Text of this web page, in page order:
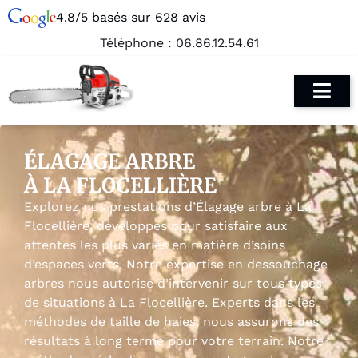
4.8/5 basés sur 628 avis
Téléphone : 06.86.12.54.61
ÉLAGAGE ARBRE
À LA FLOCELLIÈRE
Explorez nos prestations d’Élagage arbre à La
Flocellière, développés pour satisfaire aux
attentes les plus variés en matière d’soins
d’espaces verts. Notre expertise en dessouchage
arbres nous autorise d’intervenir sur tous types
de situations à La Flocellière. Experts dans les
méthodes de taille de haies, nous assurons des
résultats à long terme pour votre terrain. Notre